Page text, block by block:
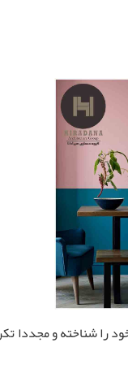
شناخته و مجددا